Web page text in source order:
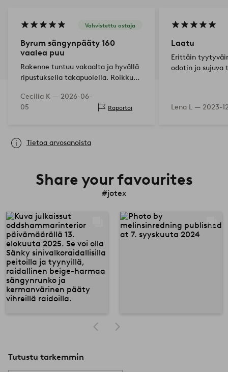
Vahvistettu ostaja
Byrum sängynpääty 160
vaalea puu
Rakenne tuntuu vakaalta ja hyvällä
ripustuksella takapuolella. Roikkuu
ja kutsuvan vaikutelman
makuuhuoneeseemme.
Cecilia K — 2026-06-
05
Raportoi
Laatu
Erittäin
odotin ja sujuva
Lena L — 2023-
Tietoa arvosanoista
Share your favourites
#jotex
Tutustu tarkemmin